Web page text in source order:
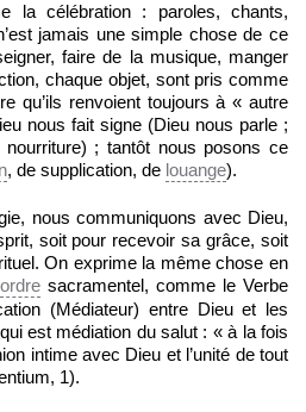
la célébration : paroles, chants,
jamais une simple chose de ce
faire de la musique, manger
chaque objet, sont pris comme
qu’ils renvoient toujours à « autre
nous fait signe (Dieu nous parle ;
; tantôt nous posons ce
, de supplication, de louange).
nous communiquons avec Dieu,
soit pour recevoir sa grâce, soit
On exprime la même chose en
ordre sacramentel, comme le Verbe
(Médiateur) entre Dieu et les
est médiation du salut : « à la fois
intime avec Dieu et l’unité de tout
1).